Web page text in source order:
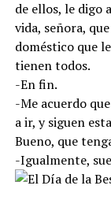
de ellos, le digo
vida, señora,
doméstico que
tienen todos.
-En fin.
-Me acuerdo
a ir, y siguen
Bueno, que
-Igualmente,